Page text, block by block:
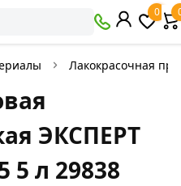
0
Лакокрасочная
ЭКСПЕРТ
5 л 29838